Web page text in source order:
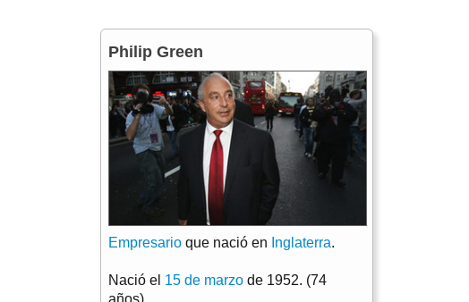
Philip Green
Empresario que nació en Inglaterra.
Nació el 15 de marzo de 1952. (74